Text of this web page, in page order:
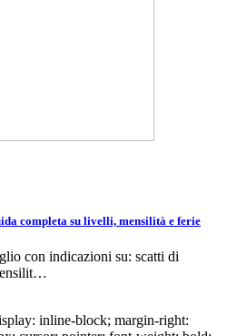
completa su livelli, mensilità e ferie
con indicazioni su: scatti di
inline-block; margin-right: